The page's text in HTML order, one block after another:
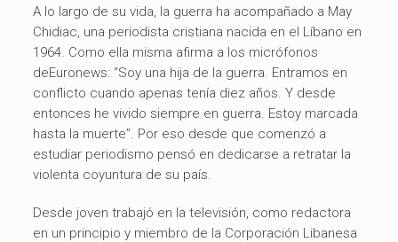
A lo largo de su vida, la guerra ha acompañado a May
Chidiac, una periodista cristiana nacida en el Líbano en
1964. Como ella misma afirma a los micrófonos
deEuronews: “Soy una hija de la guerra. Entramos en
conflicto cuando apenas tenía diez años. Y desde
entonces he vivido siempre en guerra. Estoy marcada
hasta la muerte”. Por eso desde que comenzó a
estudiar periodismo pensó en dedicarse a retratar la
violenta coyuntura de su país.
Desde joven trabajó en la televisión, como redactora
en un principio y miembro de la Corporación Libanesa